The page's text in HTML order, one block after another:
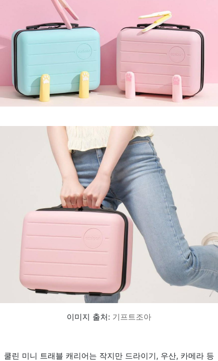
이미지 출처: 기프트조아
쿨린 미니 트래블 캐리어는 작지만 드라이기, 우산, 카메라 등